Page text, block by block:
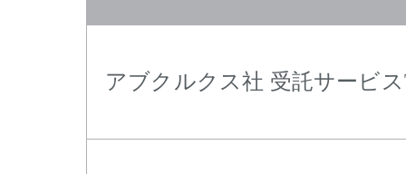
アブクルクス社 受託サービス